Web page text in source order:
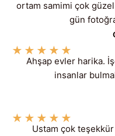
ortam samimi çok güzel
gün
★ ★ ★ ★ ★
Ahşap evler harika.
insanlar
★ ★ ★ ★ ★
Ustam çok